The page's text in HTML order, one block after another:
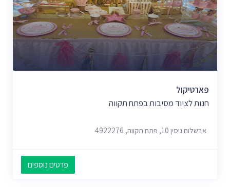
פארטיקול
חנות לציוד מסיבות בפתח תקווה
אבשלום גיסין 10, פתח תקווה, 4922276
פרטים נוספים